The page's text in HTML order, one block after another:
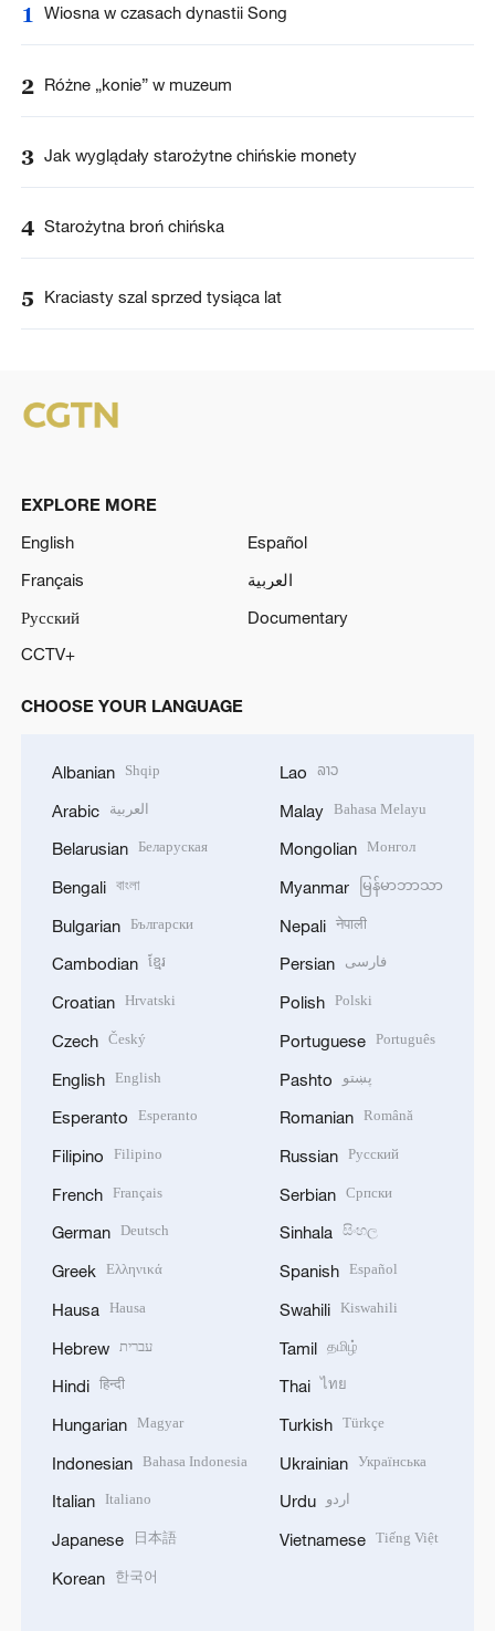
1 Wiosna w czasach dynastii Song
2 Różne „konie” w muzeum
3 Jak wyglądały starożytne chińskie monety
4 Starożytna broń chińska
5 Kraciasty szal sprzed tysiąca lat
EXPLORE MORE
English
Español
Français
العربية
Русский
Documentary
CCTV+
CHOOSE YOUR LANGUAGE
Albanian Shqip
Arabic العربية
Belarusian Беларуская
Bengali বাংলা
Bulgarian Български
Cambodian ខ្មែរ
Croatian Hrvatski
Czech Český
English English
Esperanto Esperanto
Filipino Filipino
French Français
German Deutsch
Greek Ελληνικά
Hausa Hausa
Hebrew עברית
Hindi हिन्दी
Hungarian Magyar
Indonesian Bahasa Indonesia
Italian Italiano
Japanese 日本語
Korean 한국어
Lao ລາວ
Malay Bahasa Melayu
Mongolian Монгол
Myanmar မြန်မာဘာသာ
Nepali नेपाली
Persian فارسی
Polish Polski
Portuguese Português
Pashto پښتو
Romanian Română
Russian Русский
Serbian Српски
Sinhala සිංහල
Spanish Español
Swahili Kiswahili
Tamil தமிழ்
Thai ไทย
Turkish Türkçe
Ukrainian Українська
Urdu اردو
Vietnamese Tiếng Việt